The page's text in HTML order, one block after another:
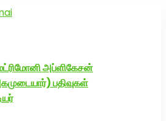
அப்ளிகேசன்
பதிவுகள்
வரன்களுக்கு அகமுடையார்மேட்ரி-